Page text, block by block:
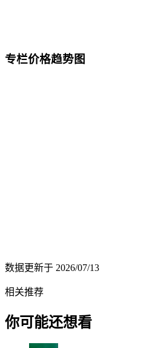
专栏价格趋势图
数据更新于 2026/07/13
相关推荐
你可能还想看